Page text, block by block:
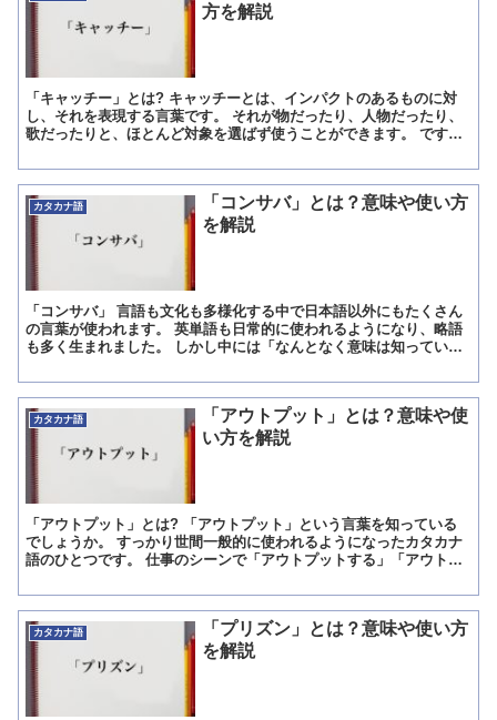
方を解説
「キャッチー」とは? キャッチーとは、インパクトのあるものに対
し、それを表現する言葉です。 それが物だったり、人物だったり、
歌だったりと、ほとんど対象を選ばず使うことができます。 です
カタカナ語
「コンサバ」とは？意味や使い方
を解説
「コンサバ」 言語も文化も多様化する中で日本語以外にもたくさん
の言葉が使われます。 英単語も日常的に使われるようになり、略語
も多く生まれました。 しかし中には「なんとなく意味は知ってい
カタカナ語
「アウトプット」とは？意味や使
い方を解説
「アウトプット」とは? 「アウトプット」という言葉を知っている
でしょうか。 すっかり世間一般的に使われるようになったカタカナ
語のひとつです。 仕事のシーンで「アウトプットする」「アウトプ
カタカナ語
「プリズン」とは？意味や使い方
を解説